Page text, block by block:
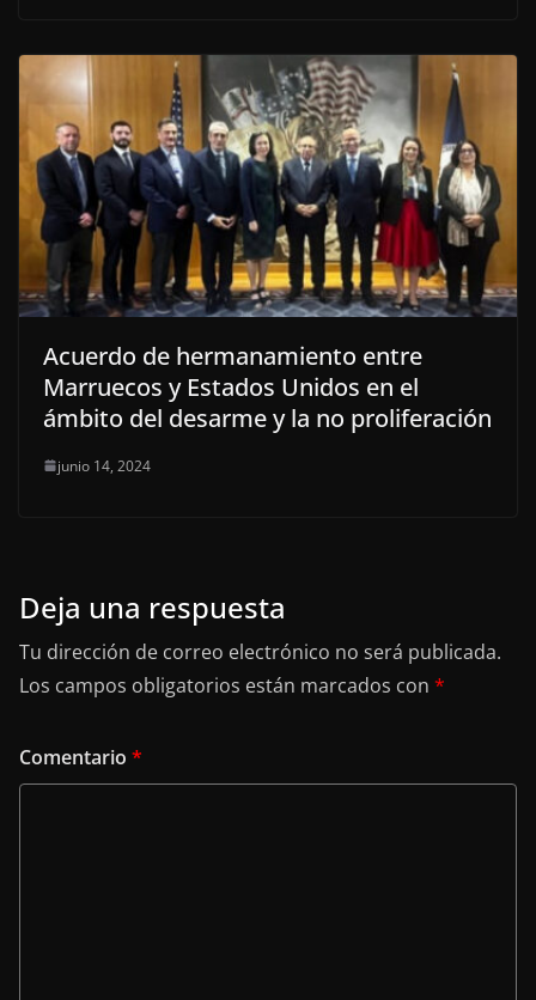
Acuerdo de hermanamiento entre
Marruecos y Estados Unidos en el
ámbito del desarme y la no proliferación
junio 14, 2024
Deja una respuesta
Tu dirección de correo electrónico no será publicada.
Los campos obligatorios están marcados con *
Comentario *